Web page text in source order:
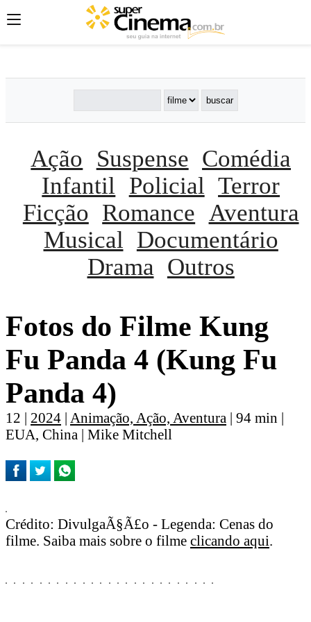
';';
Ação Suspense Comédia
Infantil
Policial Terror
Ficção Romance Aventura
Musical
Documentário
Drama Outros
Fotos do Filme Kung
Fu Panda 4 (Kung Fu
Panda 4)
12 | 2024 | Animação, Ação, Aventura | 94 min |
EUA, China | Mike Mitchell
Crédito: DivulgaÃ§Ã£o - Legenda: Cenas do
filme. Saiba mais sobre o filme clicando aqui.